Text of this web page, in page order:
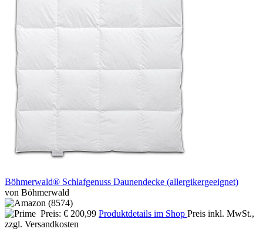
Böhmerwald® Schlafgenuss Daunendecke (allergikergeeignet)
von Böhmerwald
Preis: € 200,99 Produktdetails im Shop Preis inkl. MwSt.,
zzgl. Versandkosten